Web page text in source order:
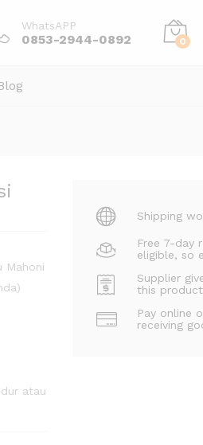
WhatsAPP
0853-2944-0892 0
Mahoni
atau
Shipping
Free 7-day
eligible, so
Supplier
this
Pay online
receiving